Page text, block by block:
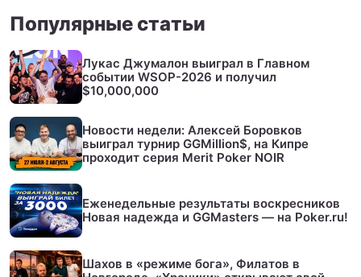
Популярные статьи
Лукас Джумалон выиграл в Главном
событии WSOP-2026 и получил
$10,000,000
Новости недели: Алексей Боровков
выиграл турнир GGMillion$, на Кипре
проходит серия Merit Poker NOIR
Еженедельные результаты воскресников
Новая надежда и GGMasters — на Poker.ru!
Шахов в «режиме бога», Филатов в